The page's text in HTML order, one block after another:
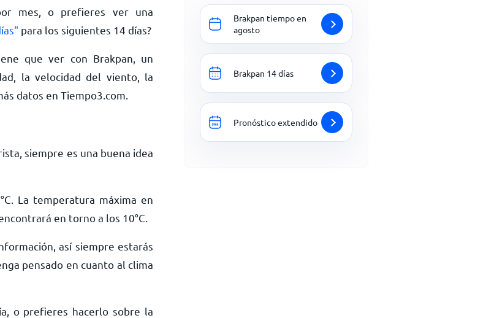
mes, o prefieres ver una
para los siguientes 14 días?
que ver con Brakpan, un
la velocidad del viento, la
datos en Tiempo3.com.
siempre es una buena idea
°C . La temperatura máxima en
en torno a los 10°C
así siempre estarás
pensado en cuanto al clima
o prefieres hacerlo sobre la
Brakpan tiempo en
agosto
Brakpan 14 días
Pronóstico extendido